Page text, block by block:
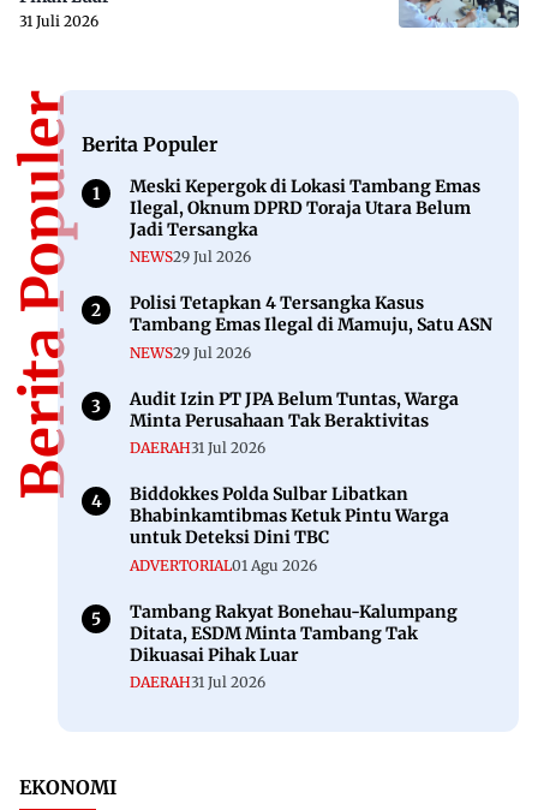
31 Juli 2026
Berita PopulerBerita Populer
Meski Kepergok di Lokasi Tambang Emas
Ilegal, Oknum DPRD Toraja Utara Belum
Jadi Tersangka
NEWS29 Jul 2026
Polisi Tetapkan 4 Tersangka Kasus
Tambang Emas Ilegal di Mamuju, Satu ASN
NEWS29 Jul 2026
Audit Izin PT JPA Belum Tuntas, Warga
Minta Perusahaan Tak Beraktivitas
DAERAH31 Jul 2026
Biddokkes Polda Sulbar Libatkan
Bhabinkamtibmas Ketuk Pintu Warga
untuk Deteksi Dini TBC
ADVERTORIAL01 Agu 2026
Tambang Rakyat Bonehau-Kalumpang
Ditata, ESDM Minta Tambang Tak
Dikuasai Pihak Luar
DAERAH31 Jul 2026
EKONOMI